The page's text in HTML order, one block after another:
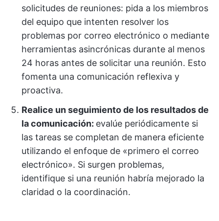
solicitudes de reuniones: pida a los miembros
del equipo que intenten resolver los
problemas por correo electrónico o mediante
herramientas asincrónicas durante al menos
24 horas antes de solicitar una reunión. Esto
fomenta una comunicación reflexiva y
proactiva.
Realice un seguimiento de los resultados de
la comunicación: evalúe periódicamente si
las tareas se completan de manera eficiente
utilizando el enfoque de «primero el correo
electrónico». Si surgen problemas,
identifique si una reunión habría mejorado la
claridad o la coordinación.